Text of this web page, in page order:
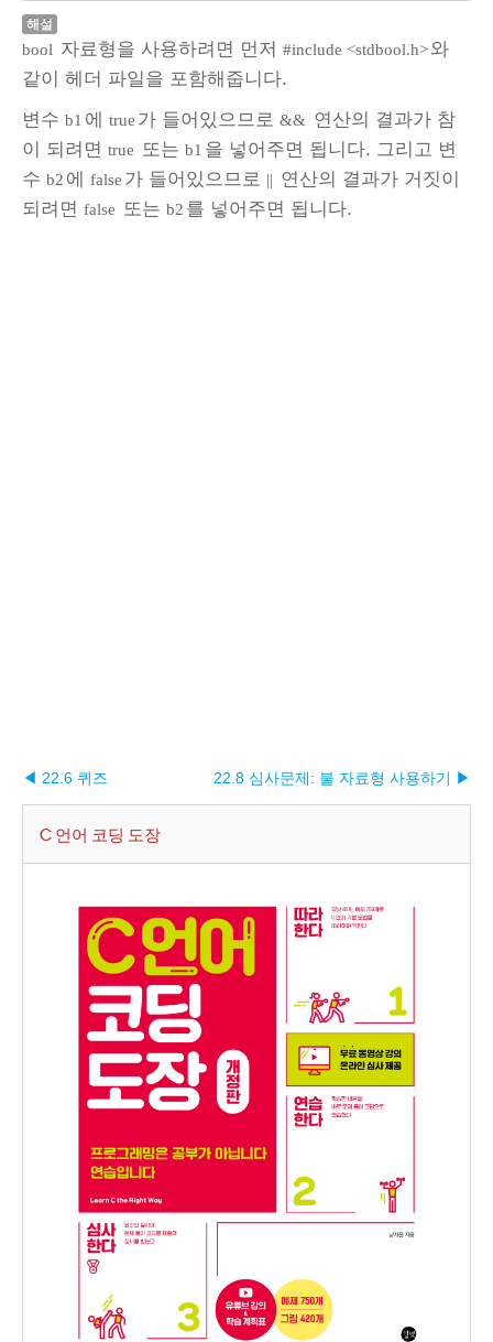
해설
bool 자료형을 사용하려면 먼저 #include <stdbool.h>와
같이 헤더 파일을 포함해줍니다.
변수 b1 에 true 가 들어있으므로 && 연산의 결과가 참
이 되려면 true 또는 b1 을 넣어주면 됩니다. 그리고 변
수 b2 에 false 가 들어있으므로 || 연산의 결과가 거짓이
되려면 false 또는 b2 를 넣어주면 됩니다.
◀ 22.6 퀴즈 22.8 심사문제: 불 자료형 사용하기 ▶︎
C 언어 코딩 도장